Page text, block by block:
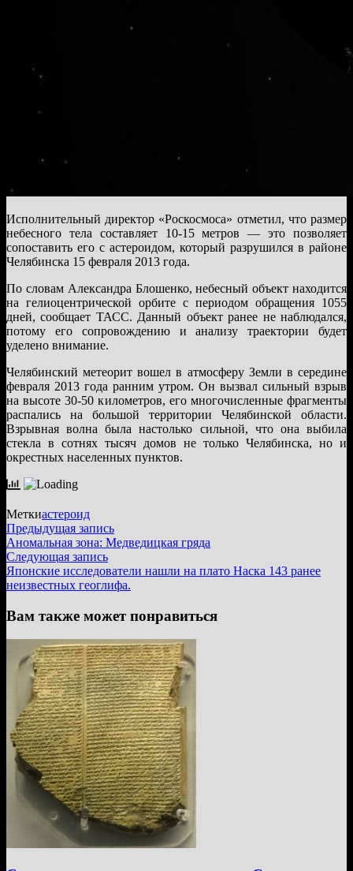
Исполнительный директор «Роскосмоса» отметил, что размер
небесного тела составляет 10-15 метров — это позволяет
сопоставить его с астероидом, который разрушился в районе
Челябинска 15 февраля 2013 года.
По словам Александра Блошенко, небесный объект находится
на гелиоцентрической орбите с периодом обращения 1055
дней, сообщает ТАСС. Данный объект ранее не наблюдался,
потому его сопровождению и анализу траектории будет
уделено внимание.
Челябинский метеорит вошел в атмосферу Земли в середине
февраля 2013 года ранним утром. Он вызвал сильный взрыв
на высоте 30-50 километров, его многочисленные фрагменты
распались на большой территории Челябинской области.
Взрывная волна была настолько сильной, что она выбила
стекла в сотнях тысяч домов не только Челябинска, но и
окрестных населенных пунктов.
Меткиастероид
Навигация
по
записям
Предыдущая записьПредыдущая
запись:
Аномальная зона: Медведицкая гряда
Следующая записьСледующая
запись:
Японские исследователи нашли на плато Наска 143 ранее
неизвестных геоглифа.
Вам также может понравиться